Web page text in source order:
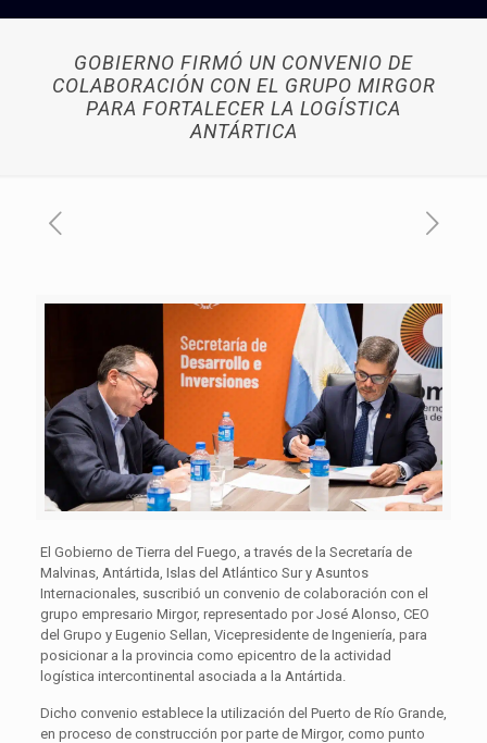
GOBIERNO FIRMÓ UN CONVENIO DE
COLABORACIÓN CON EL GRUPO MIRGOR
PARA FORTALECER LA LOGÍSTICA
ANTÁRTICA
El Gobierno de Tierra del Fuego, a través de la Secretaría de
Malvinas, Antártida, Islas del Atlántico Sur y Asuntos
Internacionales, suscribió un convenio de colaboración con el
grupo empresario Mirgor, representado por José Alonso, CEO
del Grupo y Eugenio Sellan, Vicepresidente de Ingeniería, para
posicionar a la provincia como epicentro de la actividad
logística intercontinental asociada a la Antártida.
Dicho convenio establece la utilización del Puerto de Río Grande,
en proceso de construcción por parte de Mirgor, como punto